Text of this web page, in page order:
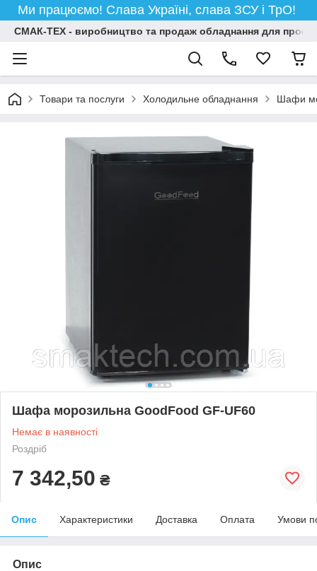
Ми працюємо! Слава Україні, слава ЗСУ і ТрО!
СМАК-ТЕХ - виробництво та продаж обладнання для
Товари та послуги Холодильне обладнання Шафи
Шафа морозильна GoodFood GF-UF60
Немає в наявності
Роздріб
7 342,50 ₴
Опис Характеристики Доставка Оплата Умови
Опис